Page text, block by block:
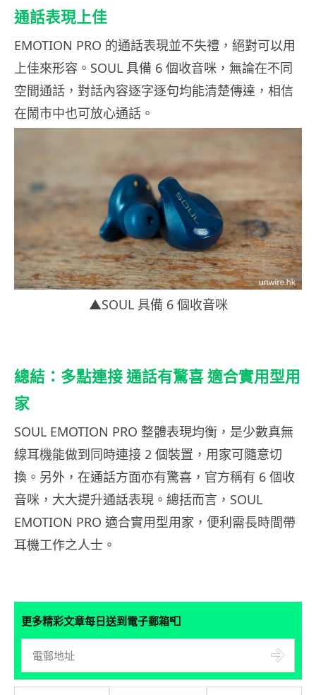
通話表現上佳
EMOTION PRO 的通話表現並不失禮，絕對可以用
上佳來形容。SOUL 具備 6 個收音咪，無論在不同
空間通話，對話內容逐字逐句均能清楚傳達，相信
在鬧市中也可放心通話。
▲SOUL 具備 6 個收音咪
總結：多點連接 通話有驚喜 適合實用型用
家
SOUL EMOTION PRO 整體表現均衡，是少數真無
線耳機能做到同時連接 2 個裝置，用家可隨意切
換。另外，在通話方面亦有驚喜，官方稱有 6 個收
音咪，大大提升通話表現。總括而言，SOUL
EMOTION PRO 適合實用型用家，便利需長時間帶
耳機工作之人士。
更多精彩文章每日送到電子郵箱📮